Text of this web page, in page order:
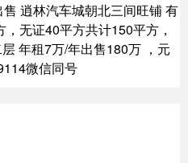
逍林汽车城朝北三间旺铺 有
无证40平方共计150平方，
年租7万/年出售180万 ，元
微信同号